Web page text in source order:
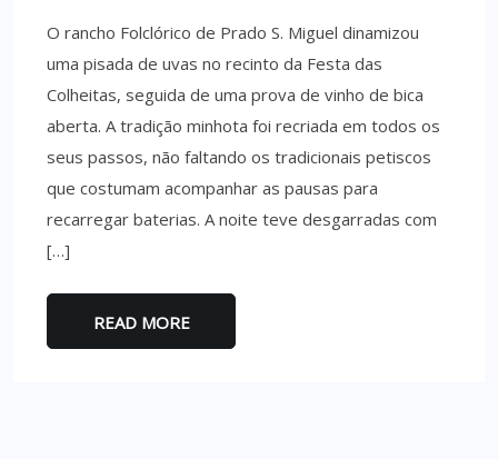
O rancho Folclórico de Prado S. Miguel dinamizou
uma pisada de uvas no recinto da Festa das
Colheitas, seguida de uma prova de vinho de bica
aberta. A tradição minhota foi recriada em todos os
seus passos, não faltando os tradicionais petiscos
que costumam acompanhar as pausas para
recarregar baterias. A noite teve desgarradas com
[…]
READ MORE